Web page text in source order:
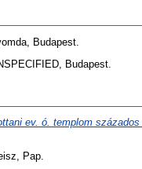
Budapest.
Budapest.
ev. ó. templom százados
Pap.